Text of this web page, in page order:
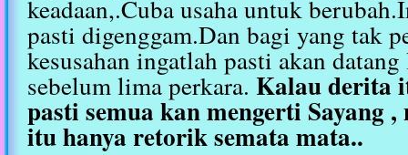
keadaan,.Cuba usaha untuk
pasti digenggam.Dan bagi yang tak
kesusahan ingatlah pasti akan
sebelum lima perkara. Kalau derita
pasti semua kan mengerti Sayang
itu hanya retorik semata mata..